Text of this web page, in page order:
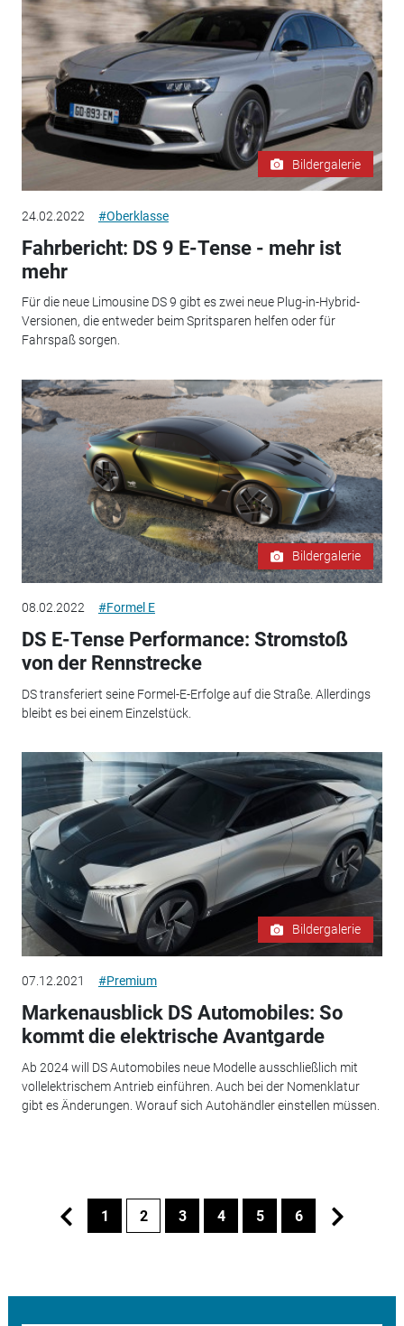
Bildergalerie
24.02.2022 #Oberklasse
Fahrbericht: DS 9 E-Tense - mehr ist
mehr
Für die neue Limousine DS 9 gibt es zwei neue Plug-in-Hybrid-
Versionen, die entweder beim Spritsparen helfen oder für
Fahrspaß sorgen.
Bildergalerie
08.02.2022 #Formel E
DS E-Tense Performance: Stromstoß
von der Rennstrecke
DS transferiert seine Formel-E-Erfolge auf die Straße. Allerdings
bleibt es bei einem Einzelstück.
Bildergalerie
07.12.2021 #Premium
Markenausblick DS Automobiles: So
kommt die elektrische Avantgarde
Ab 2024 will DS Automobiles neue Modelle ausschließlich mit
vollelektrischem Antrieb einführen. Auch bei der Nomenklatur
gibt es Änderungen. Worauf sich Autohändler einstellen müssen.
1 2 3 4 5 6